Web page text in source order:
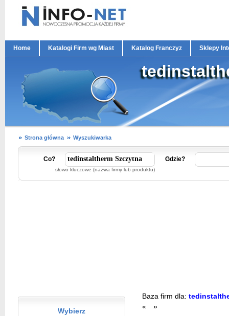
Home Katalogi Firm wg Miast Katalog Franczyz Sklepy
Strona główna Wyszukiwarka
Co?
słowo kluczowe (nazwa firmy lub produktu)
Gdzie?
Wybierz
Baza firm dla:
«
»